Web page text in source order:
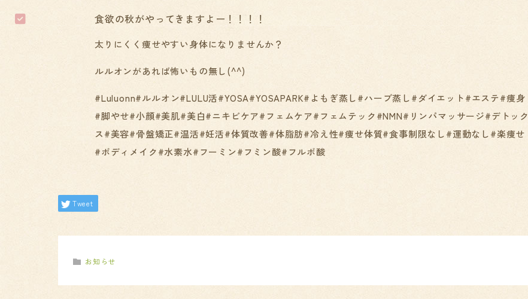
食欲の秋がやってきますよー！！！！
太りにくく痩せやすい身体になりませんか？
ルルオンがあれば怖いもの無し(^^)
#Luluonn#ルルオン#LULU活#YOSA#YOSAPARK#よもぎ蒸し#ハーブ蒸し#ダイエット#エステ#痩身
#脚やせ#小顔#美肌#美白#ニキビケア#フェムケア#フェムテック#NMN#リンパマッサージ#デトック
ス#美容#骨盤矯正#温活#妊活#体質改善#体脂肪#冷え性#痩せ体質#食事制限なし#運動なし#楽痩せ
#ボディメイク#水素水#フーミン#フミン酸#フルボ酸
Tweet
お知らせ